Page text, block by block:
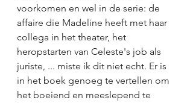
voorkomen en wel in de serie: de
affaire die Madeline heeft met haar
collega in het theater, het
heropstarten van Celeste's job als
juriste, ... miste ik dit niet echt. Er is
in het boek genoeg te vertellen om
het boeiend en meeslepend te